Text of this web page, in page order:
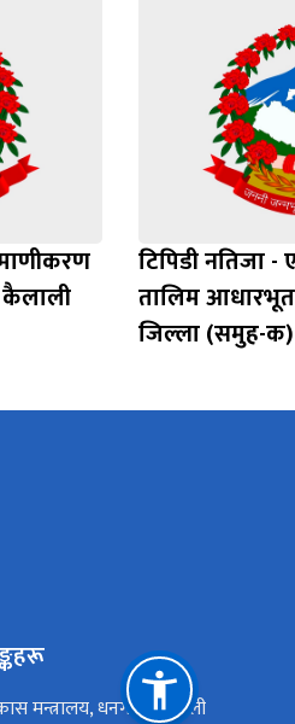
टिपिडी नतिजा
तालिम
जिल्ला (समुह-क)
मन्त्रालय, धनगढी, कैलाली